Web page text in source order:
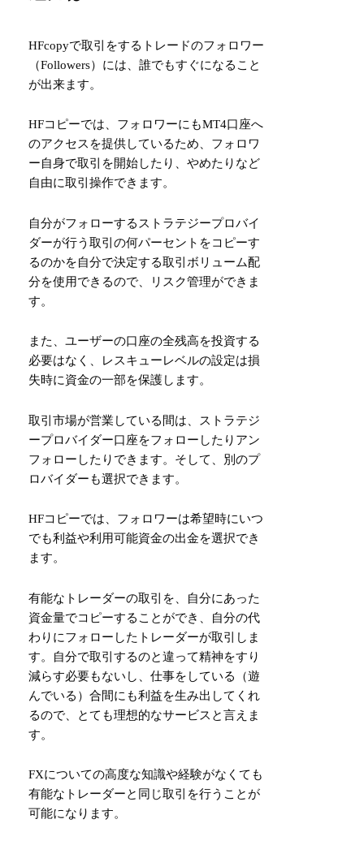
HFcopyで取引をするトレードのフォロワー
（Followers）には、誰でもすぐになること
が出来ます。
HFコピーでは、フォロワーにもMT4口座へ
のアクセスを提供しているため、フォロワ
ー自身で取引を開始したり、やめたりなど
自由に取引操作できます。
自分がフォローするストラテジープロバイ
ダーが行う取引の何パーセントをコピーす
るのかを自分で決定する取引ボリューム配
分を使用できるので、リスク管理ができま
す。
また、ユーザーの口座の全残高を投資する
必要はなく、レスキューレベルの設定は損
失時に資金の一部を保護します。
取引市場が営業している間は、ストラテジ
ープロバイダー口座をフォローしたりアン
フォローしたりできます。そして、別のプ
ロバイダーも選択できます。
HFコピーでは、フォロワーは希望時にいつ
でも利益や利用可能資金の出金を選択でき
ます。
有能なトレーダーの取引を、自分にあった
資金量でコピーすることができ、自分の代
わりにフォローしたトレーダーが取引しま
す。自分で取引するのと違って精神をすり
減らす必要もないし、仕事をしている（遊
んでいる）合間にも利益を生み出してくれ
るので、とても理想的なサービスと言えま
す。
FXについての高度な知識や経験がなくても
有能なトレーダーと同じ取引を行うことが
可能になります。